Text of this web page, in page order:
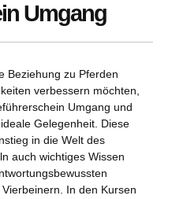
Umgang
Beziehung zu Pferden
verbessern möchten,
Umgang und
Gelegenheit. Diese
in die Welt des
auch wichtiges Wissen
In den Kursen